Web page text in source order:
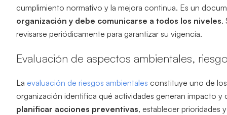
cumplimiento normativo y la mejora continua. Es un
organización y debe comunicarse a todos los niveles.
revisarse periódicamente para garantizar su vigencia.
Evaluación de aspectos ambientales,
La evaluación de riesgos ambientales constituye uno de
organización identifica qué actividades generan impacto y
planificar acciones preventivas, establecer prioridades